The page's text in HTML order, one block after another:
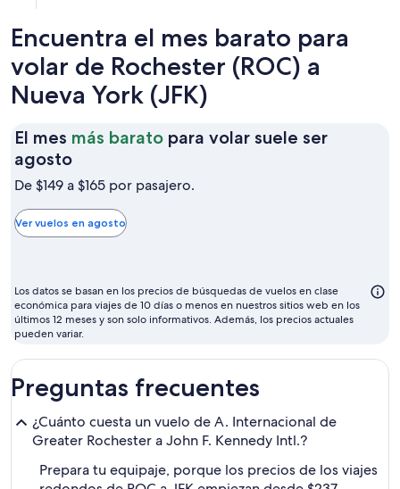
Encuentra el mes barato para
volar de Rochester (ROC) a
Nueva York (JFK)
El mes más barato para volar suele ser
agostoEl
mes
barato
para
suele
ser
agosto
De $149 a $165 por pasajero.
Ver vuelos en agosto
Los datos se basan en los precios de búsquedas de vuelos en clase
económica para viajes de 10 días o menos en nuestros sitios web en los
últimos 12 meses y son solo informativos. Además, los precios actuales
pueden variar.
Preguntas frecuentes
¿Cuánto cuesta un vuelo de A. Internacional de
Greater Rochester a John F. Kennedy Intl.?
Prepara tu equipaje, porque los precios de los viajes